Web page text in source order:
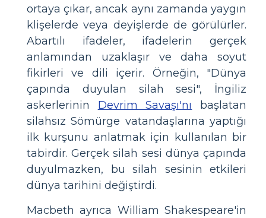
ortaya çıkar, ancak aynı zamanda yaygın
klişelerde veya deyişlerde de görülürler.
Abartılı ifadeler, ifadelerin gerçek
anlamından uzaklaşır ve daha soyut
fikirleri ve dili içerir. Örneğin, "Dünya
çapında duyulan silah sesi", İngiliz
askerlerinin Devrim Savaşı'nı
başlatan
silahsız Sömürge vatandaşlarına yaptığı
ilk kurşunu anlatmak için kullanılan bir
tabirdir. Gerçek silah sesi dünya çapında
duyulmazken, bu silah sesinin etkileri
dünya tarihini değiştirdi.
Macbeth ayrıca William Shakespeare'in